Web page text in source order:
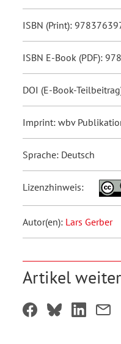
ISBN (Print):
ISBN E-Book (PDF):
DOI (E-Book-
Imprint: wbv
Sprache: Deutsch
Lizenzhinweis:
Autor(en): Lars Gerber
Artikel